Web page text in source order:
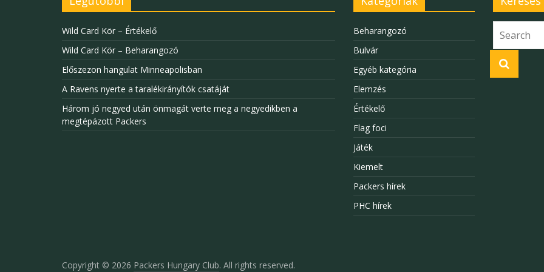
Wild Card Kör – Értékelő
Wild Card Kör – Beharangozó
Előszezon hangulat Minneapolisban
A Ravens nyerte a taralékirányítók csatáját
Három jó negyed után önmagát verte meg a negyedikben a
megtépázott Packers
Beharangozó
Bulvár
Egyéb kategória
Elemzés
Értékelő
Flag foci
Játék
Kiemelt
Packers hírek
PHC hírek
Copyright © 2026 Packers Hungary Club. All rights reserved.